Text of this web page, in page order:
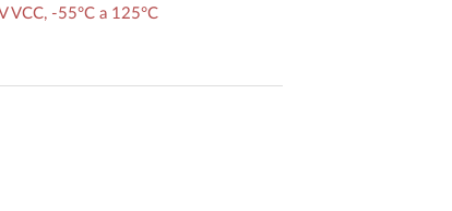
VCC, -55°C a 125°C